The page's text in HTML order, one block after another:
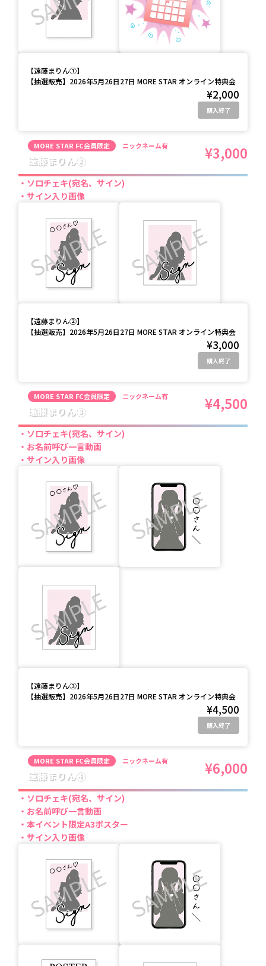
【遠藤まりん①】
【抽選販売】2026年5月26日27日 MORE STAR オンライン特典会
¥2,000
購入終了
MORE STAR FC会員限定 ニックネーム有
遠藤まりん② ¥3,000
ソロチェキ(宛名、サイン)
サイン入り画像
【遠藤まりん②】
【抽選販売】2026年5月26日27日 MORE STAR オンライン特典会
¥3,000
購入終了
MORE STAR FC会員限定 ニックネーム有
遠藤まりん③ ¥4,500
ソロチェキ(宛名、サイン)
お名前呼び一言動画
サイン入り画像
【遠藤まりん③】
【抽選販売】2026年5月26日27日 MORE STAR オンライン特典会
¥4,500
購入終了
MORE STAR FC会員限定 ニックネーム有
遠藤まりん④ ¥6,000
ソロチェキ(宛名、サイン)
お名前呼び一言動画
本イベント限定A3ポスター
サイン入り画像